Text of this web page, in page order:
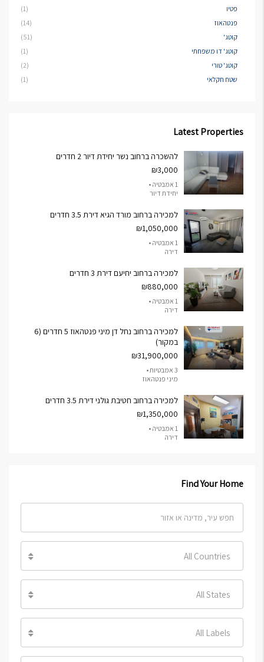
פטיו
(1)
פנטהאוז
(14)
קוטג'
(51)
קוטג' דו משפחתי
(1)
קוטג' טורי
(2)
שטח חקלאי
(1)
Latest Properties
להשכרה ברחוב נשר יחידת דיור 2 חדרים
₪3,000
1 אמבטיה •
יחידת דיור
למכירה ברחוב מורד הגיא דירת 3.5 חדרים
₪1,050,000
1 אמבטיה •
דירה
למכירה ברחוב יחיעם דירת 3 חדרים
₪880,000
1 אמבטיה •
דירה
למכירה ברחוב נחל דן מיני פנטהאוז 5 חדרים (6
במקור)
₪31,900,000
3 אמבטיות •
מיני פנטהאוז
למכירה ברחוב חטיבת גולני דירת 3.5 חדרים
₪1,350,000
1 אמבטיה •
דירה
Find Your Home
All Countries
All States
All Labels